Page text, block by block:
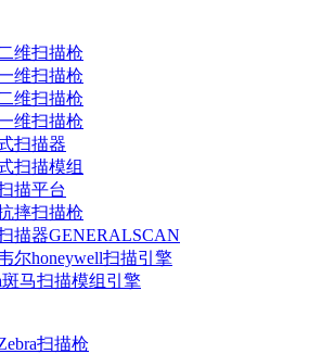
维扫描枪
维扫描枪
维扫描枪
维扫描枪
扫描器
扫描模组
描平台
摔扫描枪
描器GENERALSCAN
尔honeywell扫描引擎
斑马扫描模组引擎
扫描枪